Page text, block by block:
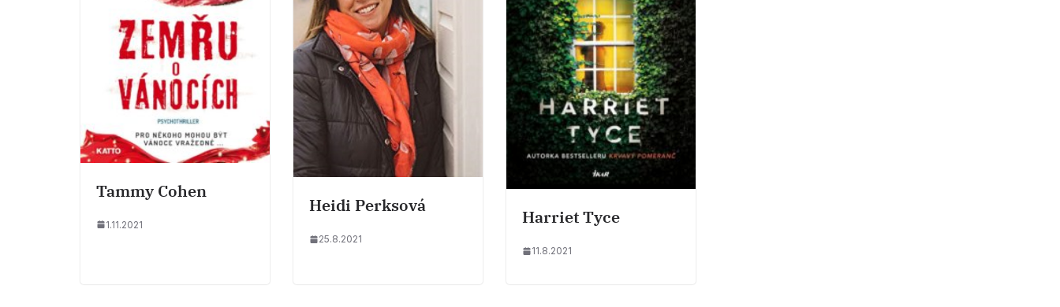
Tammy Cohen
1.11.2021
Heidi Perksová
25.8.2021
Harriet Tyce
11.8.2021